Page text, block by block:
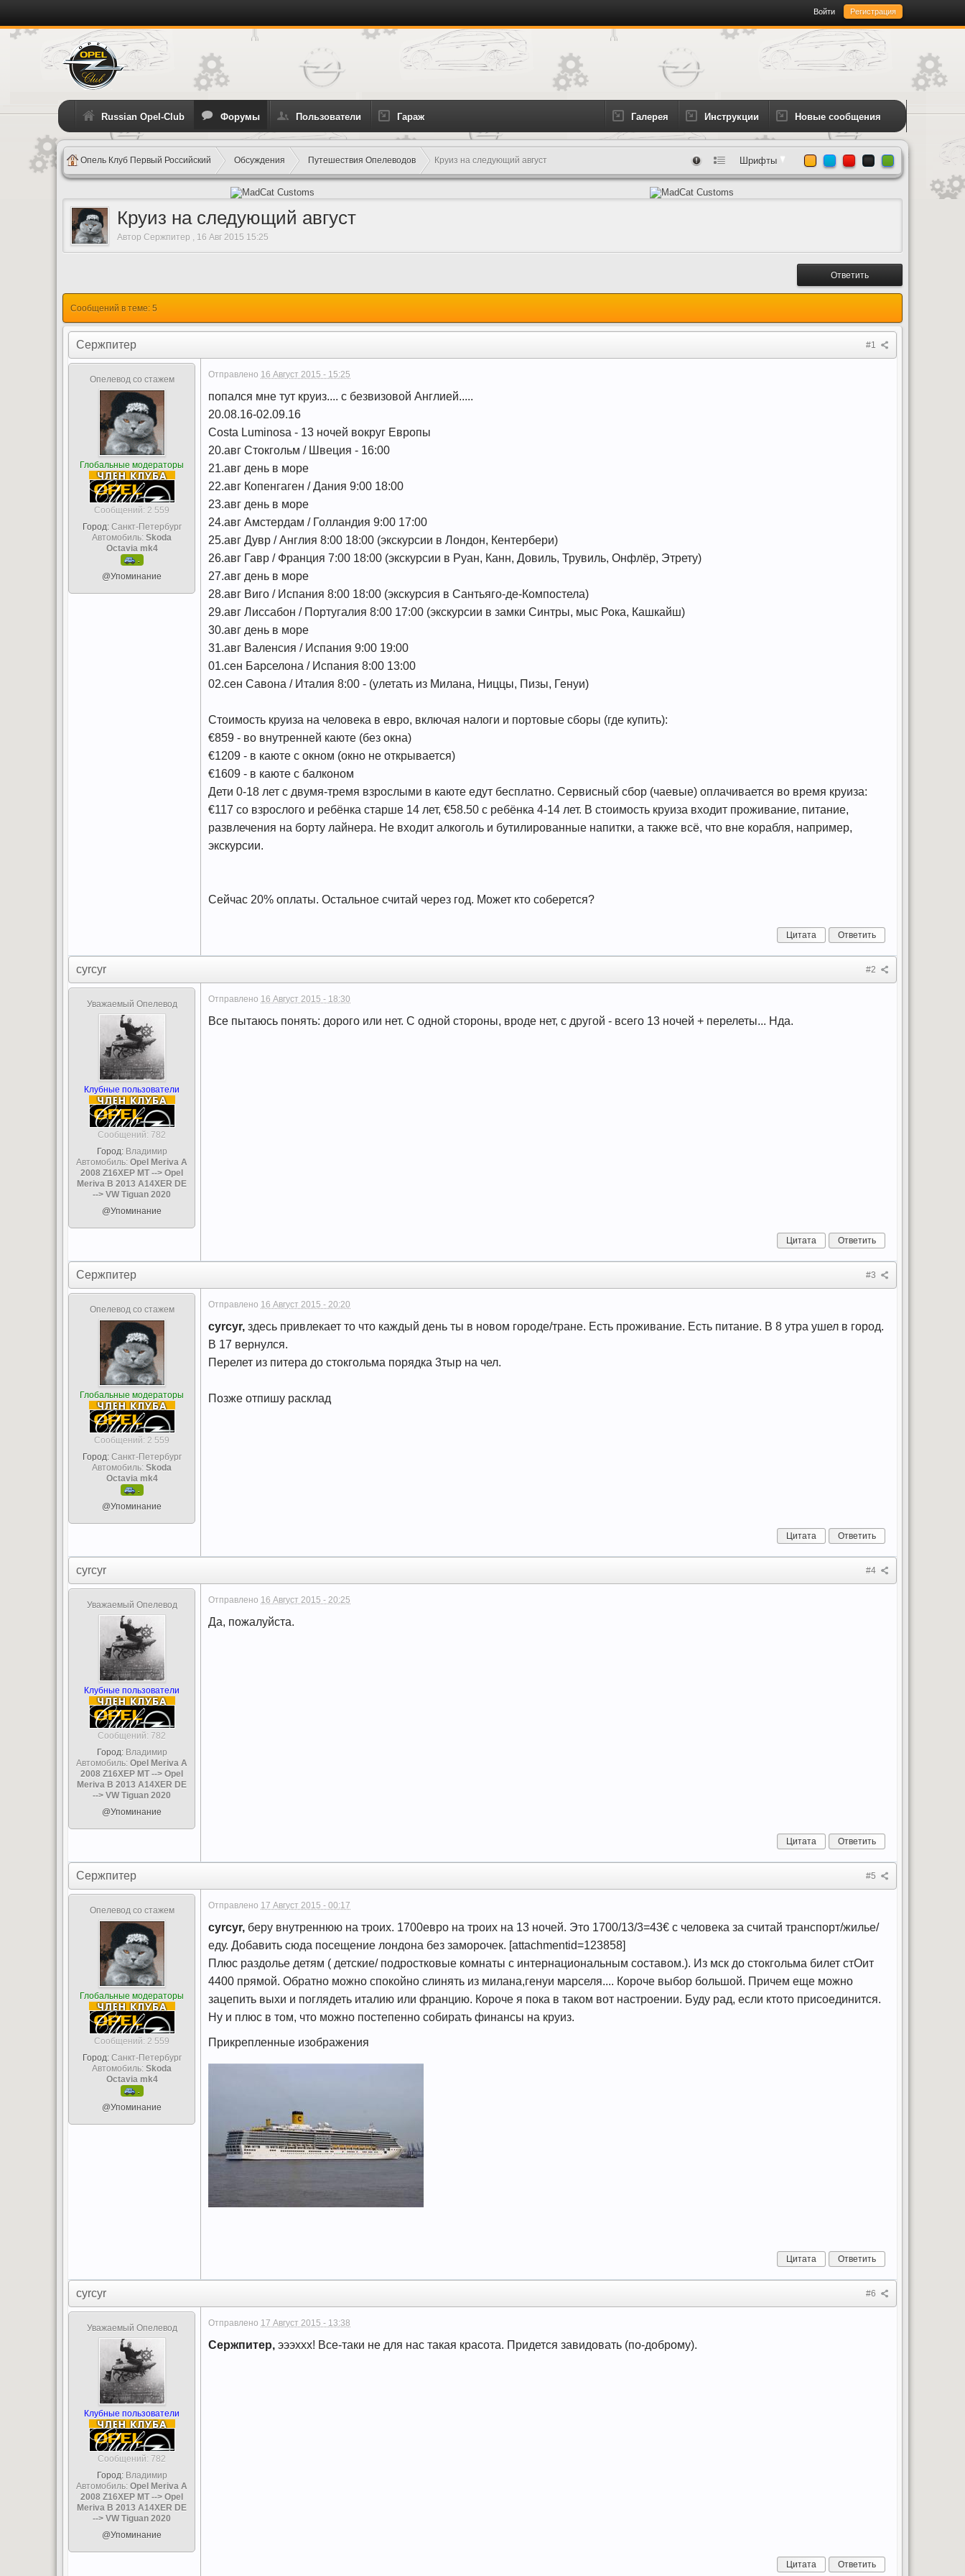
Войти Регистрация
Новые сообщения
Инструкции
Галерея
Russian Opel-Club Форумы Пользователи Гараж
Опель Клуб Первый Российский Обсуждения Путешествия Опелеводов Круиз на следующий август Шрифты
Круиз на следующий август
АвторСержпитер , 16 Авг 2015 15:25
Ответить
Сообщений в теме: 5
#1
Сержпитер
Опелевод со стажем
Глобальные модераторы
Cообщений: 2 559
Город: Санкт-Петербург
Автомобиль:Skoda
Octavia mk4
.
@Упоминание
Отправлено 16 Август 2015 - 15:25
попался мне тут круиз.... с безвизовой Англией.....
20.08.16-02.09.16
Costa Luminosa - 13 ночей вокруг Европы
20.авг Стокгольм / Швеция - 16:00
21.авг день в море
22.авг Копенгаген / Дания 9:00 18:00
23.авг день в море
24.авг Амстердам / Голландия 9:00 17:00
25.авг Дувр / Англия 8:00 18:00 (экскурсии в Лондон, Кентербери)
26.авг Гавр / Франция 7:00 18:00 (экскурсии в Руан, Канн, Довиль, Трувиль, Онфлёр, Этрету)
27.авг день в море
28.авг Виго / Испания 8:00 18:00 (экскурсия в Сантьяго-де-Компостела)
29.авг Лиссабон / Португалия 8:00 17:00 (экскурсии в замки Синтры, мыс Рока, Кашкайш)
30.авг день в море
31.авг Валенсия / Испания 9:00 19:00
01.сен Барселона / Испания 8:00 13:00
02.сен Савона / Италия 8:00 - (улетать из Милана, Ниццы, Пизы, Генуи)
Стоимость круиза на человека в евро, включая налоги и портовые сборы (где купить):
€859 - во внутренней каюте (без окна)
€1209 - в каюте с окном (окно не открывается)
€1609 - в каюте с балконом
Дети 0-18 лет с двумя-тремя взрослыми в каюте едут бесплатно. Сервисный сбор (чаевые) оплачивается во время круиза:
€117 со взрослого и ребёнка старше 14 лет, €58.50 с ребёнка 4-14 лет. В стоимость круиза входит проживание, питание,
развлечения на борту лайнера. Не входит алкоголь и бутилированные напитки, а также всё, что вне корабля, например,
экскурсии.
Сейчас 20% оплаты. Остальное считай через год. Может кто соберется?
Ответить
Цитата
#2
cyrcyr
Уважаемый Опелевод
Клубные пользователи
Cообщений: 782
Город: Владимир
Автомобиль:Opel Meriva A
2008 Z16XEP MT --> Opel
Meriva B 2013 A14XER DE
--> VW Tiguan 2020
@Упоминание
Отправлено 16 Август 2015 - 18:30
Все пытаюсь понять: дорого или нет. С одной стороны, вроде нет, с другой - всего 13 ночей + перелеты... Нда.
Ответить
Цитата
#3
Сержпитер
Опелевод со стажем
Глобальные модераторы
Cообщений: 2 559
Город: Санкт-Петербург
Автомобиль:Skoda
Octavia mk4
.
@Упоминание
Отправлено 16 Август 2015 - 20:20
cyrcyr, здесь привлекает то что каждый день ты в новом городе/тране. Есть проживание. Есть питание. В 8 утра ушел в город.
В 17 вернулся.
Перелет из питера до стокгольма порядка 3тыр на чел.
Позже отпишу расклад
Ответить
Цитата
#4
cyrcyr
Уважаемый Опелевод
Клубные пользователи
Cообщений: 782
Город: Владимир
Автомобиль:Opel Meriva A
2008 Z16XEP MT --> Opel
Meriva B 2013 A14XER DE
--> VW Tiguan 2020
@Упоминание
Отправлено 16 Август 2015 - 20:25
Да, пожалуйста.
Ответить
Цитата
#5
Сержпитер
Опелевод со стажем
Глобальные модераторы
Cообщений: 2 559
Город: Санкт-Петербург
Автомобиль:Skoda
Octavia mk4
.
@Упоминание
Отправлено 17 Август 2015 - 00:17
cyrcyr, беру внутреннюю на троих. 1700евро на троих на 13 ночей. Это 1700/13/3=43€ с человека за считай транспорт/жилье/
еду. Добавить сюда посещение лондона без заморочек. [attachmentid=123858]
Плюс раздолье детям ( детские/ подростковые комнаты с интернациональным составом.). Из мск до стокгольма билет стОит
4400 прямой. Обратно можно спокойно слинять из милана,генуи марселя.... Короче выбор большой. Причем еще можно
зацепить выхи и поглядеть италию или францию. Короче я пока в таком вот настроении. Буду рад, если ктото присоединится.
Ну и плюс в том, что можно постепенно собирать финансы на круиз.
Прикрепленные изображения
Ответить
Цитата
#6
cyrcyr
Уважаемый Опелевод
Клубные пользователи
Cообщений: 782
Город: Владимир
Автомобиль:Opel Meriva A
2008 Z16XEP MT --> Opel
Meriva B 2013 A14XER DE
--> VW Tiguan 2020
@Упоминание
Отправлено 17 Август 2015 - 13:38
Сержпитер, эээххх! Все-таки не для нас такая красота. Придется завидовать (по-доброму).
Ответить
Цитата